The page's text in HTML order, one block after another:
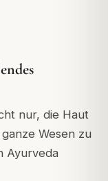
nur, die Haut
Wesen zu
Ayurveda